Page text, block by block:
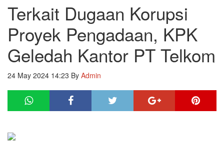
Terkait Dugaan Korupsi
Proyek Pengadaan, KPK
Geledah Kantor PT Telkom
24 May 2024 14:23 By Admin